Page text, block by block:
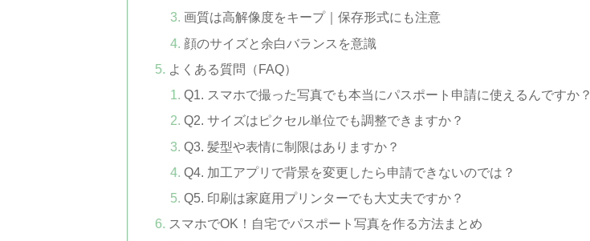
画質は高解像度をキープ｜保存形式にも注意
顔のサイズと余白バランスを意識
よくある質問（FAQ）
Q1. スマホで撮った写真でも本当にパスポート申請に使えるんですか？
Q2. サイズはピクセル単位でも調整できますか？
Q3. 髪型や表情に制限はありますか？
Q4. 加工アプリで背景を変更したら申請できないのでは？
Q5. 印刷は家庭用プリンターでも大丈夫ですか？
スマホでOK！自宅でパスポート写真を作る方法まとめ